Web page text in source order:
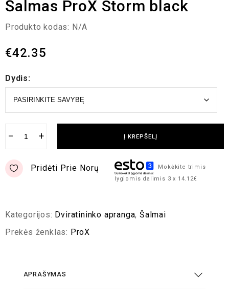
Šalmas ProX Storm black
Produkto kodas: N/A
€42.35
Dydis:
− + Į KREPŠELĮ
Pridėti Prie Norų
Mokėkite trimis
lygiomis dalimis 3 x 14.12€
Kategorijos: Dviratininko apranga,Šalmai
Prekės ženklas: ProX
APRAŠYMAS